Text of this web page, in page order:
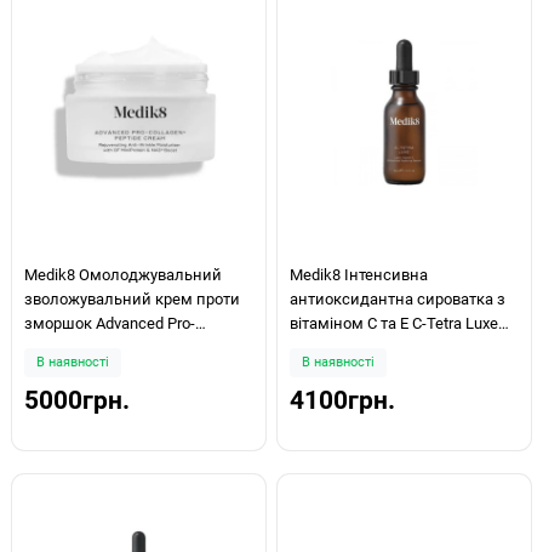
Medik8 Омолоджувальний
зволожувальний крем проти
зморшок Advanced Pro-
В наявності
5000грн.
Medik8 Інтенсивна
антиоксидантна сироватка з
вітаміном С та Е C-Tetra Luxe
В наявності
4100грн.